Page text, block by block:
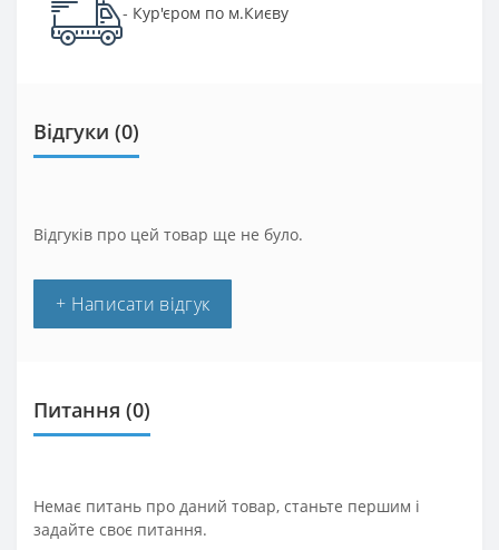
- Кур'єром по м.Києву
Відгуки (0)
Відгуків про цей товар ще не було.
+ Написати відгук
Питання (0)
Немає питань про даний товар, станьте першим і
задайте своє питання.